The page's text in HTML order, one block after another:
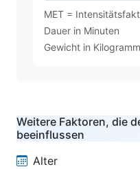
MET =
Dauer in Minuten
Gewicht in Kilogramm
Weitere Faktoren, die
beeinflussen
Alter